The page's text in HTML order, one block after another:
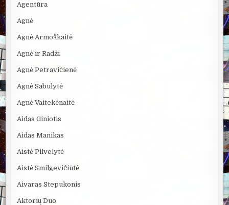
Agentūra
Agnė
Agnė Armoškaitė
Agnė ir Radži
Agnė Petravičienė
Agnė Sabulytė
Agnė Vaitekėnaitė
Aidas Giniotis
Aidas Manikas
Aistė Pilvelytė
Aistė Smilgevičiūtė
Aivaras Stepukonis
Aktorių Duo